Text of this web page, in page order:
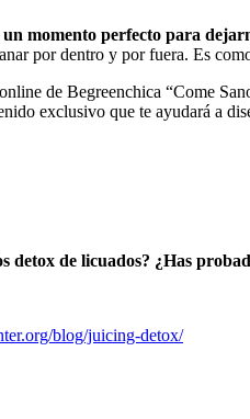
un momento perfecto para
por dentro y por fuera. Es
de Begreenchica “Come
exclusivo que te ayudará a
detox de licuados? ¿Has
blog/juicing-detox/